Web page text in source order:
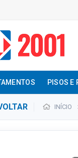
PISOS E
INÍCIO